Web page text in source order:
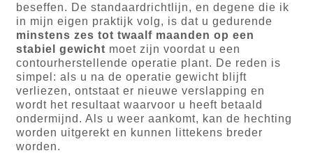
beseffen. De standaardrichtlijn, en degene die ik
in mijn eigen praktijk volg, is dat u gedurende
minstens zes tot twaalf maanden op een
stabiel gewicht moet zijn voordat u een
contourherstellende operatie plant. De reden is
simpel: als u na de operatie gewicht blijft
verliezen, ontstaat er nieuwe verslapping en
wordt het resultaat waarvoor u heeft betaald
ondermijnd. Als u weer aankomt, kan de hechting
worden uitgerekt en kunnen littekens breder
worden.